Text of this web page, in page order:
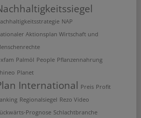
NAP
Aktionsplan Wirtschaft und
Palmöl People Pflanzennahrung
Planet
International Preis Profit
Regionalsiegel Rezo Video
Prognose Schlachtbranche